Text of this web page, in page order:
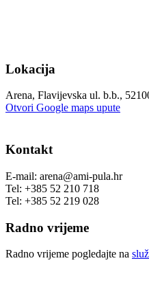
Lokacija
Arena, Flavijevska ul. b.b.,
Otvori Google maps upute
Kontakt
E-mail: arena@ami-pula.hr
Tel: +385 52 210 718
Tel: +385 52 219 028
Radno vrijeme
Radno vrijeme pogledajte na